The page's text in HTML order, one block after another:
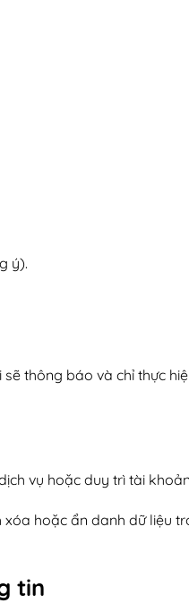
ý).
thông báo và chỉ thực
vụ hoặc duy trì tài
hoặc ẩn danh dữ liệu
tin